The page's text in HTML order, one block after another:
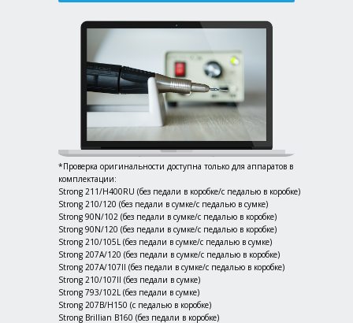
*Проверка оригинальности доступна только для аппаратов в
комплектации:
Strong 211/H400RU (без педали в коробке/с педалью в коробке)
Strong 210/120 (без педали в сумке/с педалью в сумке)
Strong 90N/102 (без педали в сумке/с педалью в коробке)
Strong 90N/120 (без педали в сумке/с педалью в коробке)
Strong 210/105L (без педали в сумке/с педалью в сумке)
Strong 207А/120 (без педали в сумке/с педалью в коробке)
Strong 207A/107II (без педали в сумке/с педалью в коробке)
Strong 210/107II (без педали в сумке)
Strong 793/102L (без педали в сумке)
Strong 207B/H150 (с педалью в коробке)
Strong Brillian B160 (без педали в коробке)